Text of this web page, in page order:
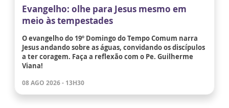
Evangelho: olhe para Jesus mesmo em
meio às tempestades
O evangelho do 19º Domingo do Tempo Comum narra
Jesus andando sobre as águas, convidando os discípulos
a ter coragem. Faça a reflexão com o Pe. Guilherme
Viana!
08 AGO 2026 - 13H30